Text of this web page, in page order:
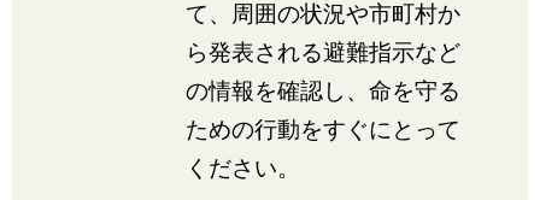
て、周囲の状況や市町村か
ら発表される避難指示など
の情報を確認し、命を守る
ための行動をすぐにとって
ください。